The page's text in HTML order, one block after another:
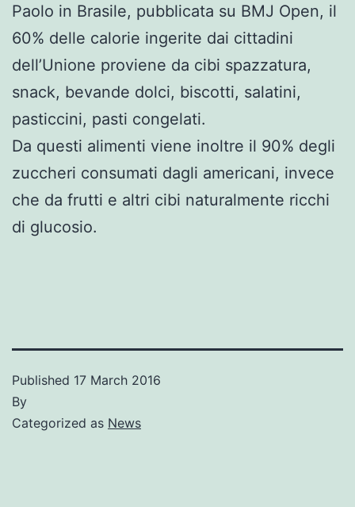
Paolo in Brasile, pubblicata su BMJ Open, il
60% delle calorie ingerite dai cittadini
dell’Unione proviene da cibi spazzatura,
snack, bevande dolci, biscotti, salatini,
pasticcini, pasti congelati.
Da questi alimenti viene inoltre il 90% degli
zuccheri consumati dagli americani, invece
che da frutti e altri cibi naturalmente ricchi
di glucosio.
Published 17 March 2016
By
Categorized as News